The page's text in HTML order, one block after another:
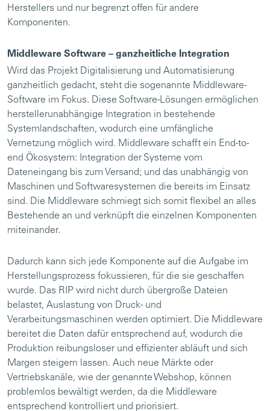
Herstellers und nur begrenzt offen für andere
Komponenten.
Middleware Software – ganzheitliche Integration
Wird das Projekt Digitalisierung und Automatisierung
ganzheitlich gedacht, steht die sogenannte Middleware-
Software im Fokus. Diese Software-Lösungen ermöglichen
herstellerunabhängige Integration in bestehende
Systemlandschaften, wodurch eine umfängliche
Vernetzung möglich wird. Middleware schafft ein End-to-
end Ökosystem: Integration der Systeme vom
Dateneingang bis zum Versand; und das unabhängig von
Maschinen und Softwaresystemen die bereits im Einsatz
sind. Die Middleware schmiegt sich somit flexibel an alles
Bestehende an und verknüpft die einzelnen Komponenten
miteinander.
Dadurch kann sich jede Komponente auf die Aufgabe im
Herstellungsprozess fokussieren, für die sie geschaffen
wurde. Das RIP wird nicht durch übergroße Dateien
belastet, Auslastung von Druck- und
Verarbeitungsmaschinen werden optimiert. Die Middleware
bereitet die Daten dafür entsprechend auf, wodurch die
Produktion reibungsloser und effizienter abläuft und sich
Margen steigern lassen. Auch neue Märkte oder
Vertriebskanäle, wie der genannte Webshop, können
problemlos bewältigt werden, da die Middleware
entsprechend kontrolliert und priorisiert.